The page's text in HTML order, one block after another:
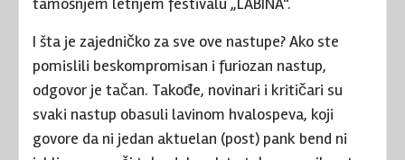
I šta je zajedničko za sve ove nastupe? Ako ste
pomislili beskompromisan i furiozan nastup,
odgovor je tačan. Takođe, novinari i kritičari su
svaki nastup obasuli lavinom hvalospeva, koji
govore da ni jedan aktuelan (post) pank bend ni